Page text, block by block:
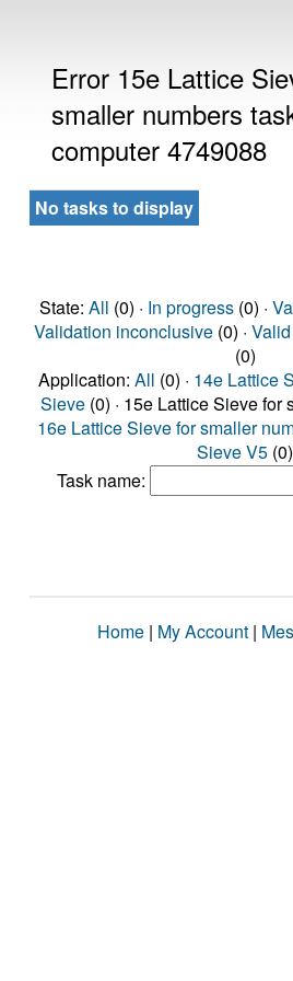
Error 15e Lattice
smaller numbers
computer 4749088
No tasks to display
State: All (0) · In progress(0) ·
Validation inconclusive(0) · Valid
(0)
Application: All (0) · 14e Lattice
Sieve (0) · 15e Lattice Sieve for
16e Lattice Sieve for smaller
Sieve V5 (0)
Task name:
Home | My Account |